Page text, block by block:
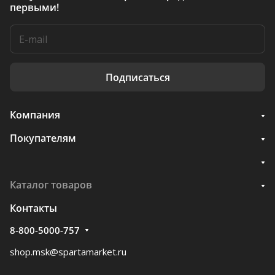
первыми!
Подписаться
Компания
Покупателям
Каталог товаров
Контакты
8-800-5000-757
shop.msk@spartamarket.ru